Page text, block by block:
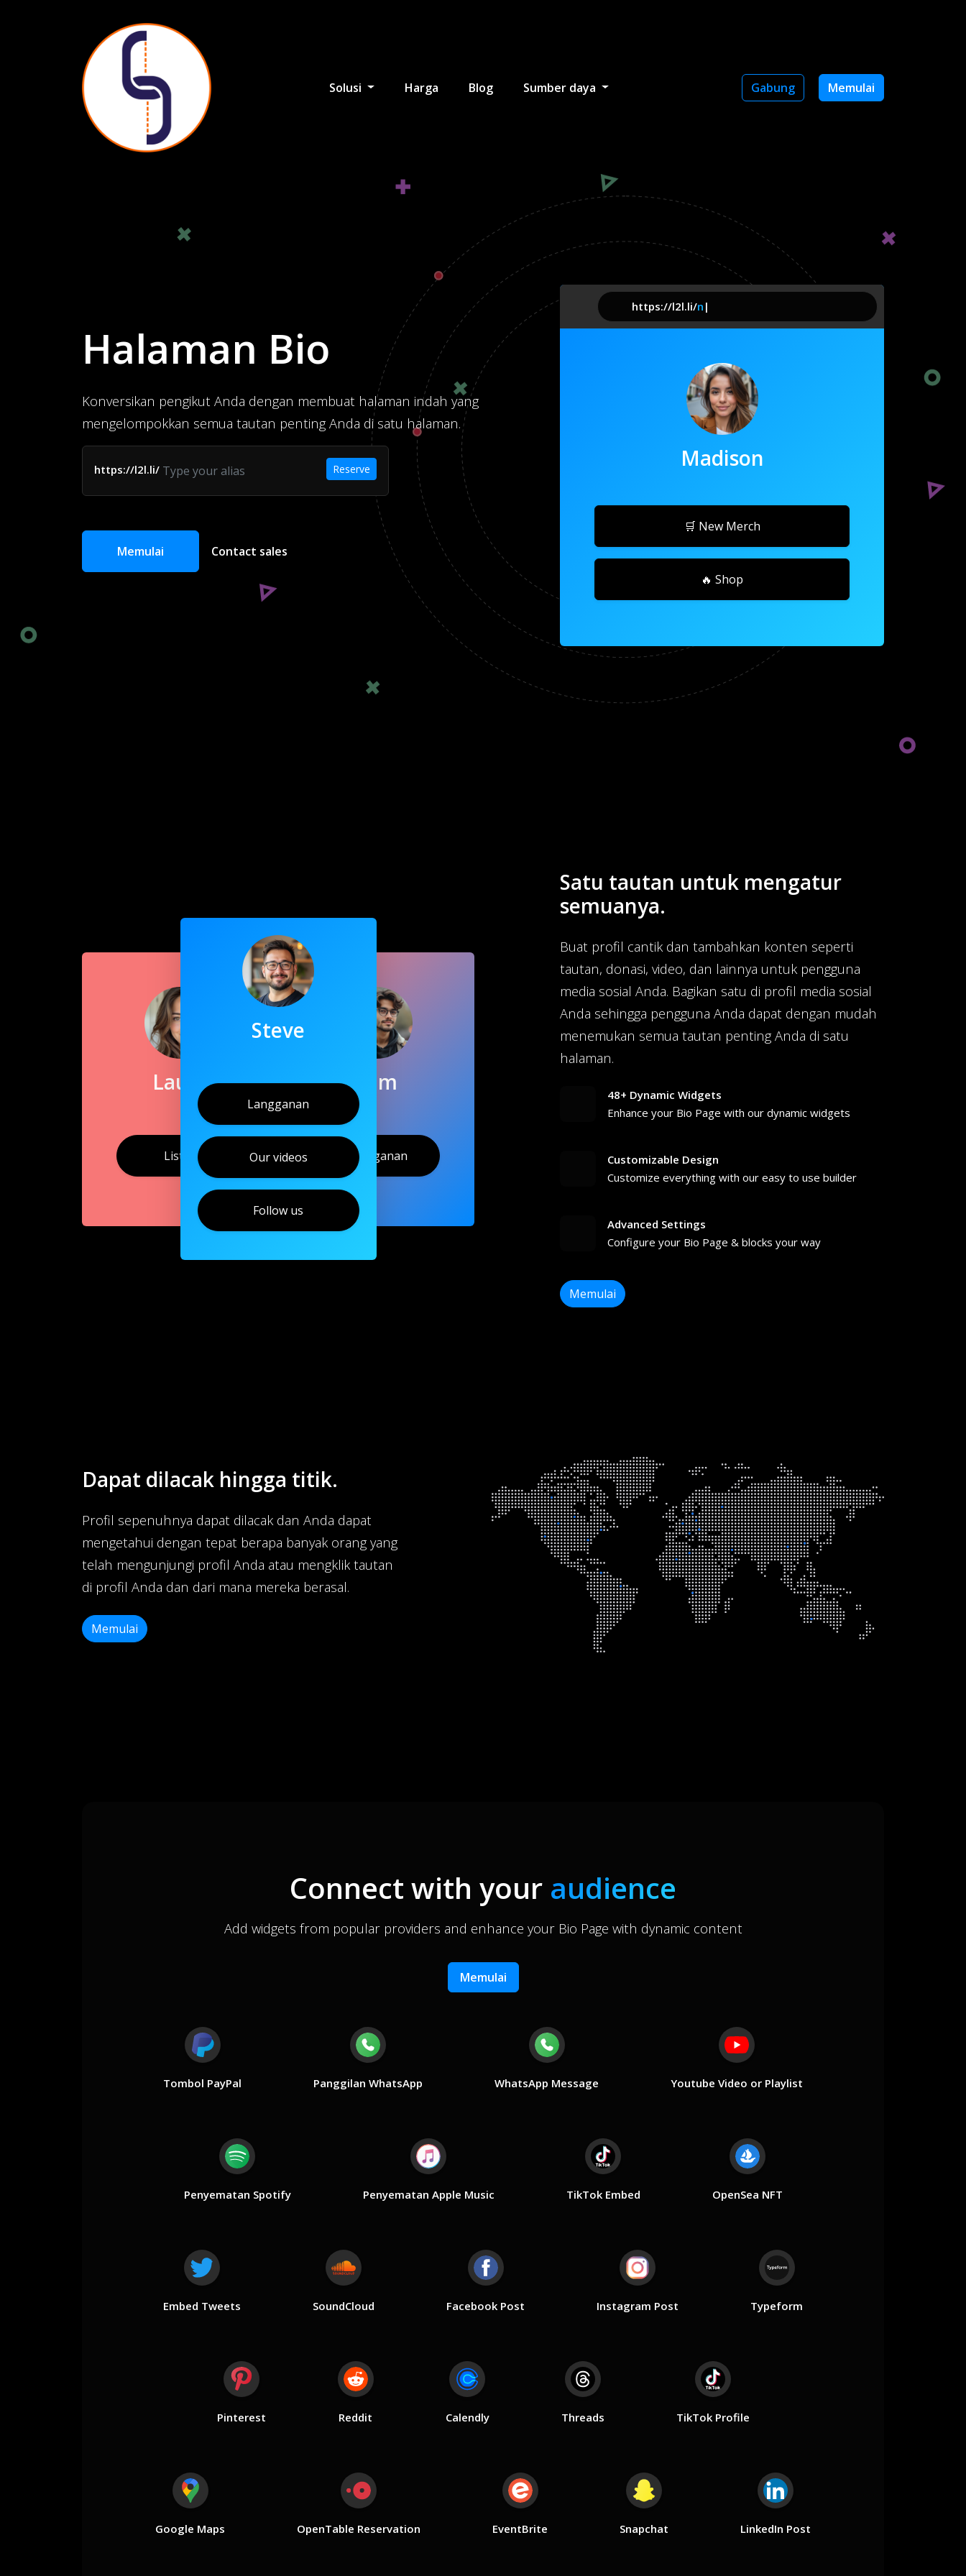
Solusi Harga Blog Sumber daya Gabung Memulai
Halaman Bio
Konversikan pengikut Anda dengan membuat halaman indah yang
mengelompokkan semua tautan penting Anda di satu halaman.
https://l2l.li/ Reserve
Memulai Contact sales
https://l2l.li/name
Madison
🛒 New Merch
🔥 Shop
Satu tautan untuk mengatur
semuanya.
Buat profil cantik dan tambahkan konten seperti
tautan, donasi, video, dan lainnya untuk pengguna
media sosial Anda. Bagikan satu di profil media sosial
Anda sehingga pengguna Anda dapat dengan mudah
menemukan semua tautan penting Anda di satu
halaman.
48+ Dynamic Widgets
Enhance your Bio Page with our dynamic widgets
Customizable Design
Customize everything with our easy to use builder
Advanced Settings
Configure your Bio Page & blocks your way
Memulai
Laura
Listen
Sam
Langganan
Steve
Langganan
Our videos
Follow us
Dapat dilacak hingga titik.
Profil sepenuhnya dapat dilacak dan Anda dapat
mengetahui dengan tepat berapa banyak orang yang
telah mengunjungi profil Anda atau mengklik tautan
di profil Anda dan dari mana mereka berasal.
Memulai
Connect with your audience
Add widgets from popular providers and enhance your Bio Page with dynamic content
Memulai
Tombol PayPal Panggilan WhatsApp WhatsApp Message Youtube Video or Playlist
Penyematan Spotify Penyematan Apple Music TikTok Embed OpenSea NFT
Embed Tweets SoundCloud Facebook Post Instagram Post Typeform
Pinterest Reddit Calendly Threads TikTok Profile
Google Maps OpenTable Reservation EventBrite Snapchat LinkedIn Post